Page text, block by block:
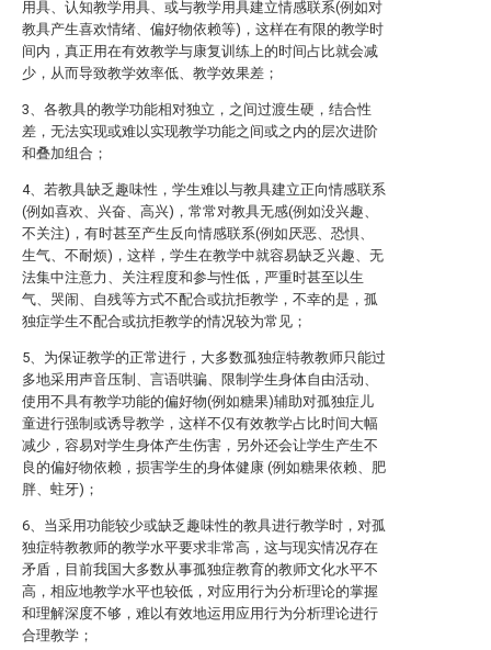
用具、认知教学用具、或与教学用具建立情感联系(例如对
教具产生喜欢情绪、偏好物依赖等)，这样在有限的教学时
间内，真正用在有效教学与康复训练上的时间占比就会减
少，从而导致教学效率低、教学效果差；
3、各教具的教学功能相对独立，之间过渡生硬，结合性
差，无法实现或难以实现教学功能之间或之内的层次进阶
和叠加组合；
4、若教具缺乏趣味性，学生难以与教具建立正向情感联系
(例如喜欢、兴奋、高兴)，常常对教具无感(例如没兴趣、
不关注)，有时甚至产生反向情感联系(例如厌恶、恐惧、
生气、不耐烦)，这样，学生在教学中就容易缺乏兴趣、无
法集中注意力、关注程度和参与性低，严重时甚至以生
气、哭闹、自残等方式不配合或抗拒教学，不幸的是，孤
独症学生不配合或抗拒教学的情况较为常见；
5、为保证教学的正常进行，大多数孤独症特教教师只能过
多地采用声音压制、言语哄骗、限制学生身体自由活动、
使用不具有教学功能的偏好物(例如糖果)辅助对孤独症儿
童进行强制或诱导教学，这样不仅有效教学占比时间大幅
减少，容易对学生身体产生伤害，另外还会让学生产生不
良的偏好物依赖，损害学生的身体健康 (例如糖果依赖、肥
胖、蛀牙)；
6、当采用功能较少或缺乏趣味性的教具进行教学时，对孤
独症特教教师的教学水平要求非常高，这与现实情况存在
矛盾，目前我国大多数从事孤独症教育的教师文化水平不
高，相应地教学水平也较低，对应用行为分析理论的掌握
和理解深度不够，难以有效地运用应用行为分析理论进行
合理教学；